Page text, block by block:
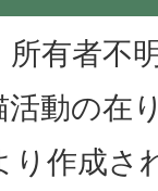
有者不
動の在
り作成さ